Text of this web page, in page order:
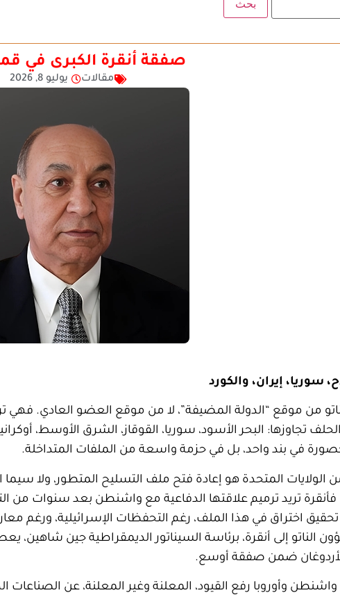
صفقة أنقرة الكبرى في قمة
مقالات يوليو 8, 2026
سوريا، إيران، والكورد
من موقع “الدولة المضيفة”، لا من موقع العضو العادي.
تجاوزها: البحر الأسود، سوريا، القوقاز، الشرق الأوسط،
في بند واحد، بل في حزمة واسعة من الملفات المتداخلة.
اختراق في هذا الملف، رغم التحفظات الإسرائيلية،
الناتو إلى أنقرة، برئاسة السيناتور الديمقراطية جين
ضمن صفقة أوسع.
وأوروبا رفع القيود، المعلنة وغير المعلنة، عن الصناعات